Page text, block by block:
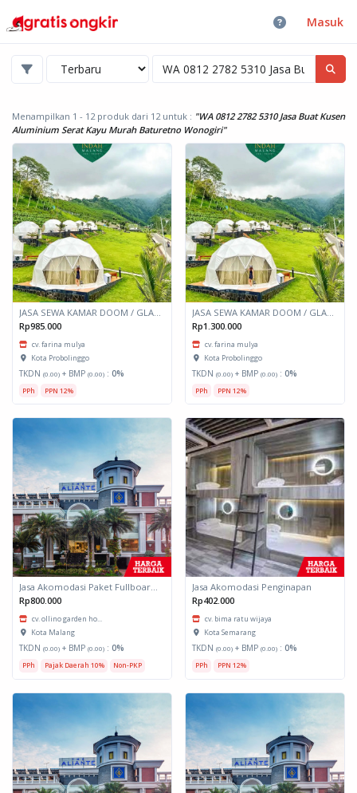
Masuk
Menampilkan 1 - 12 produk dari 12 untuk : "WA 0812 2782 5310 Jasa Buat Kusen
Aluminium Serat Kayu Murah Baturetno Wonogiri"
Rp985.000
cv. farina mulya
Kota Probolinggo
TKDN (0.00) + BMP (0.00) : 0%
PPh PPN 12%
Rp1.300.000
cv. farina mulya
Kota Probolinggo
TKDN (0.00) + BMP (0.00) : 0%
PPh PPN 12%
Jasa Akomodasi Paket Fullboard Twin Hotel Kota Malang
Rp800.000
cv. ollino garden ho...
Kota Malang
TKDN (0.00) + BMP (0.00) : 0%
PPh Pajak Daerah 10% Non-PKP
Jasa Akomodasi Penginapan
Rp402.000
cv. bima ratu wijaya
Kota Semarang
TKDN (0.00) + BMP (0.00) : 0%
PPh PPN 12%